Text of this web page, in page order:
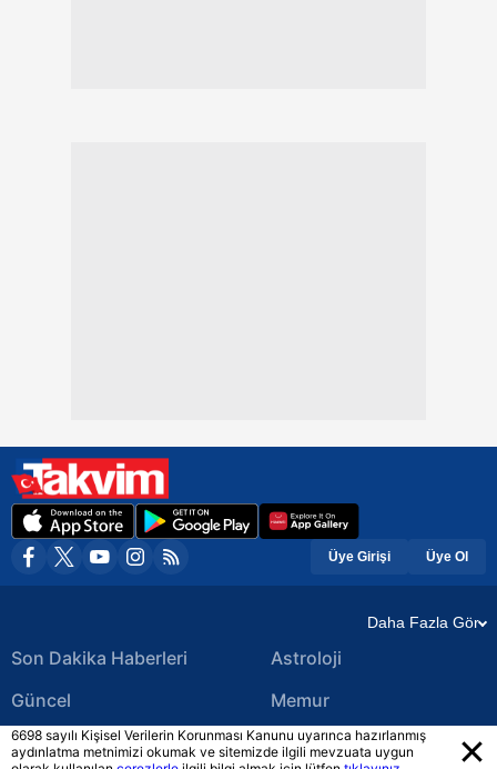
Üye Girişi Üye Ol
Daha Fazla Gör
Son Dakika Haberleri
Güncel
Ekonomi Haberleri
Astroloji
Memur
Yerel Haberler
6698 sayılı Kişisel Verilerin Korunması Kanunu uyarınca hazırlanmış
aydınlatma metnimizi okumak ve sitemizde ilgili mevzuata uygun